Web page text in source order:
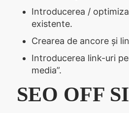
Introducerea /
existente.
Crearea de ancore și
Introducerea link-uri
media”.
SEO OFF